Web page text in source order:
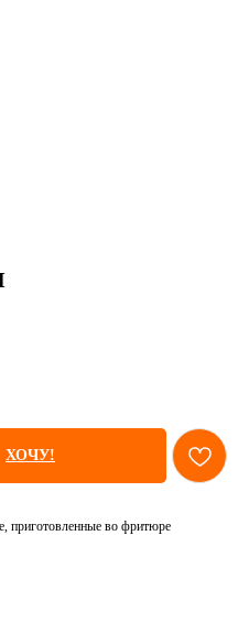
ХОЧУ!
приготовленные во фритюре